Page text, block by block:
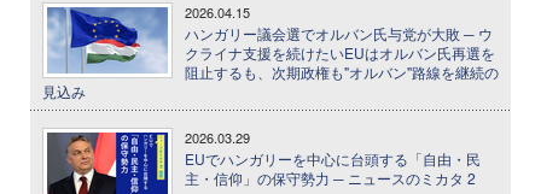
2026.04.15
ハンガリー議会選でオルバン氏与党が大敗 ─ ウ
クライナ支援を続けたいEUはオルバン氏再選を
阻止するも、次期政権も"オルバン"路線を継続の
見込み
2026.03.29
EUでハンガリーを中心に台頭する「自由・民
主・信仰」の保守勢力 ─ ニュースのミカタ 2